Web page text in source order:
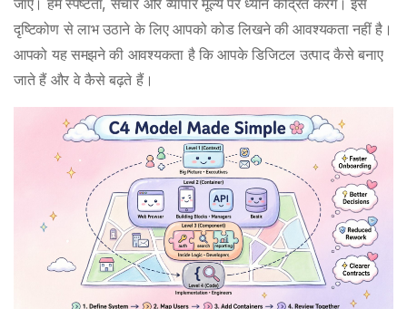
जाए। हम स्पष्टता, संचार और व्यापार मूल्य पर ध्यान केंद्रित करेंगे। इस
दृष्टिकोण से लाभ उठाने के लिए आपको कोड लिखने की आवश्यकता नहीं है।
आपको यह समझने की आवश्यकता है कि आपके डिजिटल उत्पाद कैसे बनाए
जाते हैं और वे कैसे बढ़ते हैं।